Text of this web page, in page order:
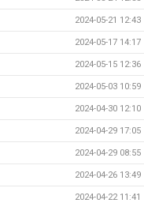
2024-05-21 12:43
2024-05-17 14:17
2024-05-15 12:36
2024-05-03 10:59
2024-04-30 12:10
2024-04-29 17:05
2024-04-29 08:55
2024-04-26 13:49
2024-04-22 11:41